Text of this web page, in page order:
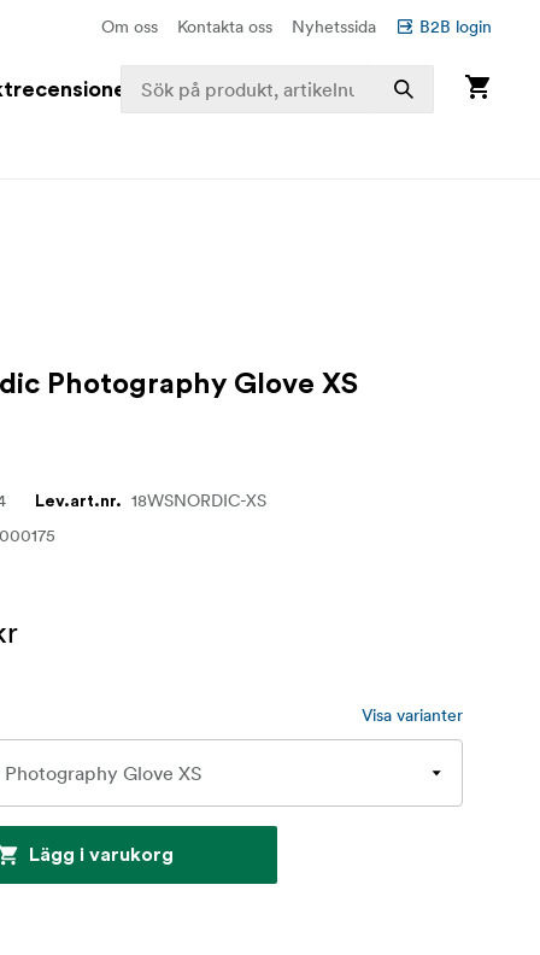
Om oss Kontakta oss Nyhetssida B2B login
Photography Glove XS
Lev.art.nr.
18WSNORDIC-XS
Visa varianter
Lägg i varukorg